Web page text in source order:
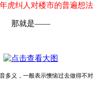
虎纠人对楼市的普遍想法
那就是——
多义，一般表示懊恼过去做得不对